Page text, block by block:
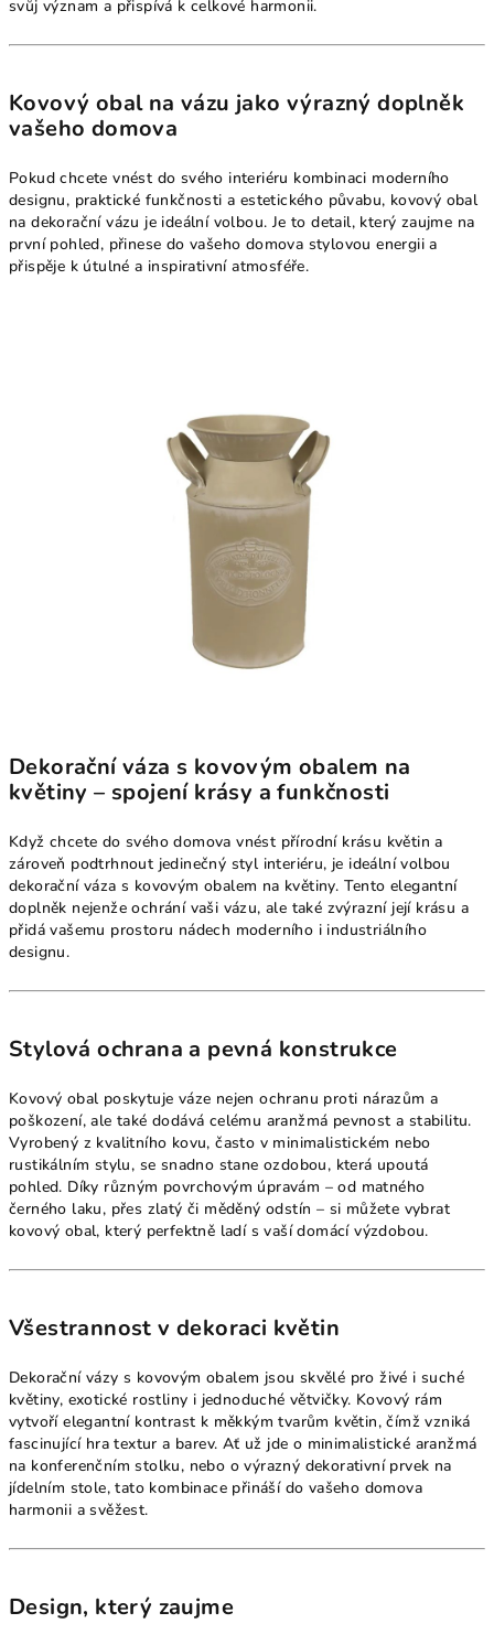
svůj význam a přispívá k celkové harmonii.
Kovový obal na vázu jako výrazný doplněk
vašeho domova
Pokud chcete vnést do svého interiéru kombinaci moderního
designu, praktické funkčnosti a estetického půvabu, kovový obal
na dekorační vázu je ideální volbou. Je to detail, který zaujme na
první pohled, přinese do vašeho domova stylovou energii a
přispěje k útulné a inspirativní atmosféře.
Dekorační váza s kovovým obalem na
květiny – spojení krásy a funkčnosti
Když chcete do svého domova vnést přírodní krásu květin a
zároveň podtrhnout jedinečný styl interiéru, je ideální volbou
dekorační váza s kovovým obalem na květiny. Tento elegantní
doplněk nejenže ochrání vaši vázu, ale také zvýrazní její krásu a
přidá vašemu prostoru nádech moderního i industriálního
designu.
Stylová ochrana a pevná konstrukce
Kovový obal poskytuje váze nejen ochranu proti nárazům a
poškození, ale také dodává celému aranžmá pevnost a stabilitu.
Vyrobený z kvalitního kovu, často v minimalistickém nebo
rustikálním stylu, se snadno stane ozdobou, která upoutá
pohled. Díky různým povrchovým úpravám – od matného
černého laku, přes zlatý či měděný odstín – si můžete vybrat
kovový obal, který perfektně ladí s vaší domácí výzdobou.
Všestrannost v dekoraci květin
Dekorační vázy s kovovým obalem jsou skvělé pro živé i suché
květiny, exotické rostliny i jednoduché větvičky. Kovový rám
vytvoří elegantní kontrast k měkkým tvarům květin, čímž vzniká
fascinující hra textur a barev. Ať už jde o minimalistické aranžmá
na konferenčním stolku, nebo o výrazný dekorativní prvek na
jídelním stole, tato kombinace přináší do vašeho domova
harmonii a svěžest.
Design, který zaujme